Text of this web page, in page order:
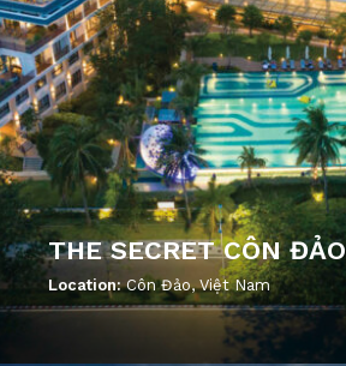
THE SECRET CÔN ĐẢO
Location:Côn Đảo, Việt Nam